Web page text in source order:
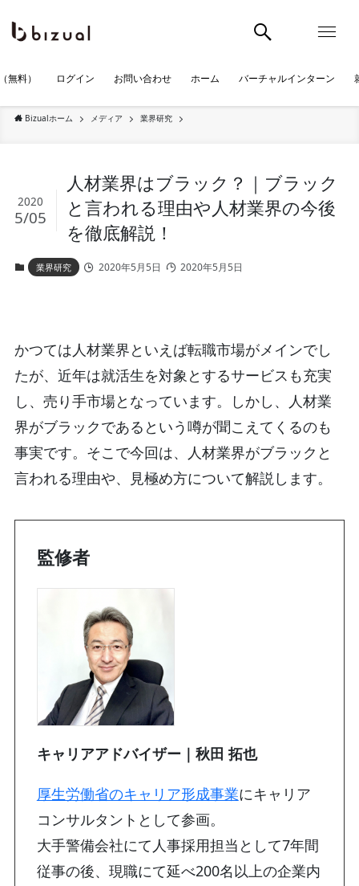
無料） ログイン お問い合わせ ホーム バーチャルインターン
Bizualホーム メディア 業界研究
人材業界はブラック？｜ブラック
と言われる理由や人材業界の今後
を徹底解説！
2020
5/05
業界研究 2020年5月5日 2020年5月5日
かつては人材業界といえば転職市場がメインでし
たが、近年は就活生を対象とするサービスも充実
し、売り手市場となっています。しかし、人材業
界がブラックであるという噂が聞こえてくるのも
事実です。そこで今回は、人材業界がブラックと
言われる理由や、見極め方について解説します。
監修者
キャリアアドバイザー｜秋田 拓也
厚生労働省のキャリア形成事業にキャリア
コンサルタントとして参画。
大手警備会社にて人事採用担当として7年間
従事の後、現職にて延べ200名以上の企業内